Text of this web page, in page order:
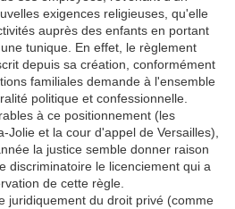
exigences religieuses, qu'elle
auprès des enfants en portant
tunique. En effet, le règlement
depuis sa création, conformément
familiales demande à l'ensemble
politique et confessionnelle.
à ce positionnement (les
Jolie et la cour d'appel de Versailles),
la justice semble donner raison
discriminatoire le licenciement qui a
de cette règle.
juridiquement du droit privé (comme